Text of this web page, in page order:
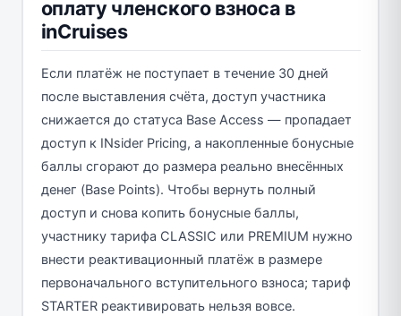
оплату членского взноса в
inCruises
Если платёж не поступает в течение 30 дней
после выставления счёта, доступ участника
снижается до статуса Base Access — пропадает
доступ к INsider Pricing, а накопленные бонусные
баллы сгорают до размера реально внесённых
денег (Base Points). Чтобы вернуть полный
доступ и снова копить бонусные баллы,
участнику тарифа CLASSIC или PREMIUM нужно
внести реактивационный платёж в размере
первоначального вступительного взноса; тариф
STARTER реактивировать нельзя вовсе.